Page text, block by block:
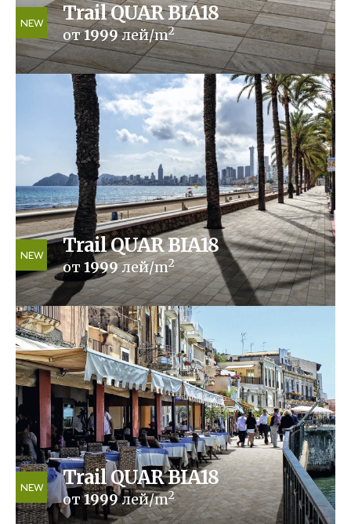
Trail QUAR BIA18
от1999лей/m2
NEW
Trail QUAR BIA18
от 1999лей/m2
NEW
Trail QUAR BIA18
от1999лей/m2
NEW